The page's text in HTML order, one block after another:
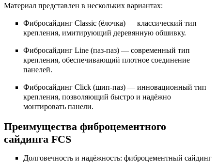
Материал представлен в нескольких вариантах:
Фибросайдинг Classic (ёлочка) — классический тип
крепления, имитирующий деревянную обшивку.
Фибросайдинг Line (паз-паз) — современный тип
крепления, обеспечивающий плотное соединение
панелей.
Фибросайдинг Click (шип-паз) — инновационный тип
крепления, позволяющий быстро и надёжно
монтировать панели.
Преимущества фиброцементного
сайдинга FCS
Долговечность и надёжность: фиброцементный сайдинг